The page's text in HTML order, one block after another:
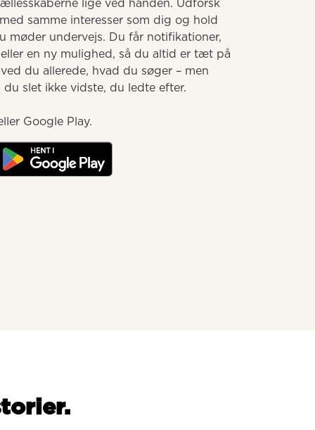
lige ved hånden. Udforsk
samme interesser som dig og hold
møder undervejs. Du får notifikationer,
en ny mulighed, så du altid er tæt på
du allerede, hvad du søger – men
slet ikke vidste, du ledte efter.
Google Play.